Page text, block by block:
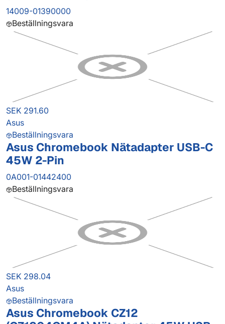
14009-01390000
Beställningsvara
SEK 291.60
Asus
Beställningsvara
Asus Chromebook Nätadapter USB-C
45W 2-Pin
0A001-01442400
Beställningsvara
SEK 298.04
Asus
Beställningsvara
Asus Chromebook CZ12